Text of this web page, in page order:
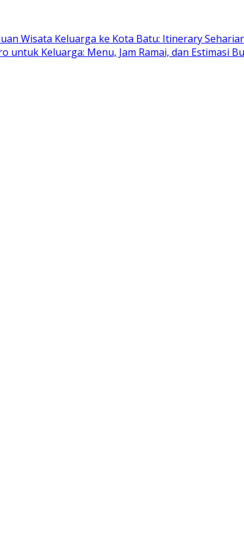
Wisata Keluarga ke Kota Batu: Itinerary
untuk Keluarga: Menu, Jam Ramai, dan Estimasi